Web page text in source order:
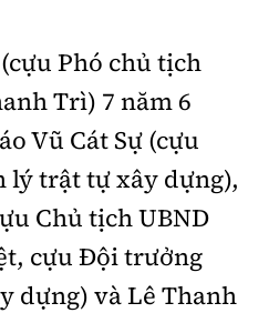
Sơn Tùng,
Hùng
và Phát hành:
thức nếu không có sự
Phó chủ tịch
Trì) 7 năm 6
Vũ Cát Sự (cựu
lý trật tự xây dựng),
Chủ tịch UBND
cựu Đội trưởng
dựng) và Lê Thanh